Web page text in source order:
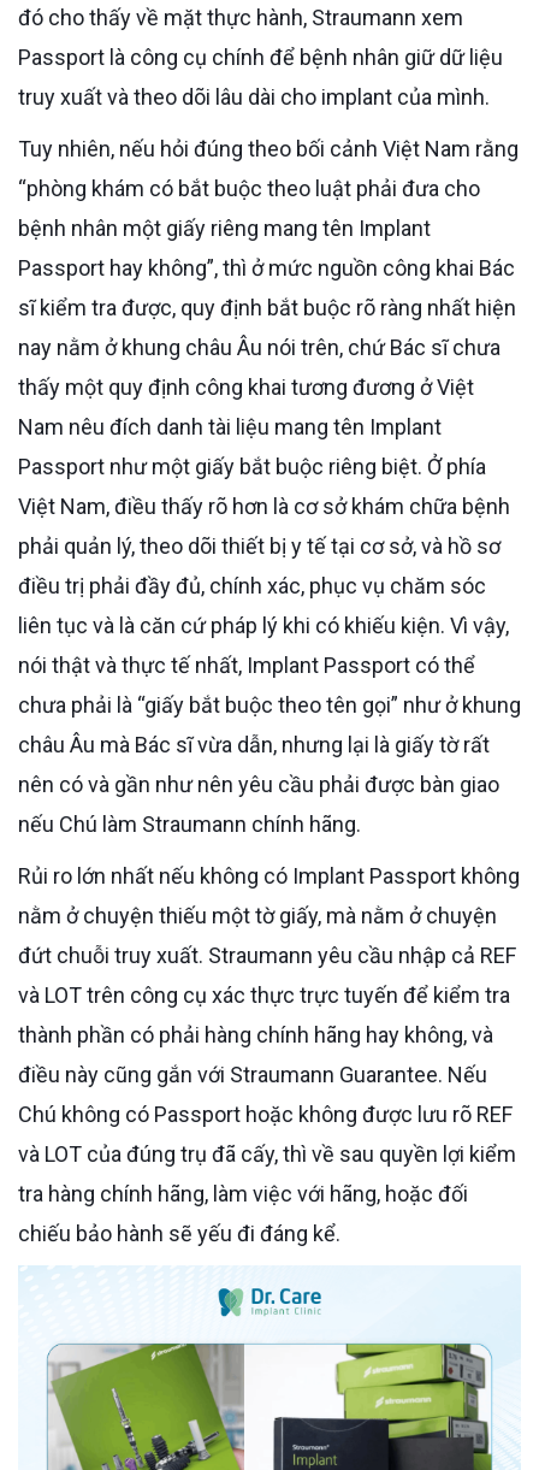
đó cho thấy về mặt thực hành, Straumann xem
Passport là công cụ chính để bệnh nhân giữ dữ liệu
truy xuất và theo dõi lâu dài cho implant của mình.
Tuy nhiên, nếu hỏi đúng theo bối cảnh Việt Nam rằng
“phòng khám có bắt buộc theo luật phải đưa cho
bệnh nhân một giấy riêng mang tên Implant
Passport hay không”, thì ở mức nguồn công khai Bác
sĩ kiểm tra được, quy định bắt buộc rõ ràng nhất hiện
nay nằm ở khung châu Âu nói trên, chứ Bác sĩ chưa
thấy một quy định công khai tương đương ở Việt
Nam nêu đích danh tài liệu mang tên Implant
Passport như một giấy bắt buộc riêng biệt. Ở phía
Việt Nam, điều thấy rõ hơn là cơ sở khám chữa bệnh
phải quản lý, theo dõi thiết bị y tế tại cơ sở, và hồ sơ
điều trị phải đầy đủ, chính xác, phục vụ chăm sóc
liên tục và là căn cứ pháp lý khi có khiếu kiện. Vì vậy,
nói thật và thực tế nhất, Implant Passport có thể
chưa phải là “giấy bắt buộc theo tên gọi” như ở khung
châu Âu mà Bác sĩ vừa dẫn, nhưng lại là giấy tờ rất
nên có và gần như nên yêu cầu phải được bàn giao
nếu Chú làm Straumann chính hãng.
Rủi ro lớn nhất nếu không có Implant Passport không
nằm ở chuyện thiếu một tờ giấy, mà nằm ở chuyện
đứt chuỗi truy xuất. Straumann yêu cầu nhập cả REF
và LOT trên công cụ xác thực trực tuyến để kiểm tra
thành phần có phải hàng chính hãng hay không, và
điều này cũng gắn với Straumann Guarantee. Nếu
Chú không có Passport hoặc không được lưu rõ REF
và LOT của đúng trụ đã cấy, thì về sau quyền lợi kiểm
tra hàng chính hãng, làm việc với hãng, hoặc đối
chiếu bảo hành sẽ yếu đi đáng kể.